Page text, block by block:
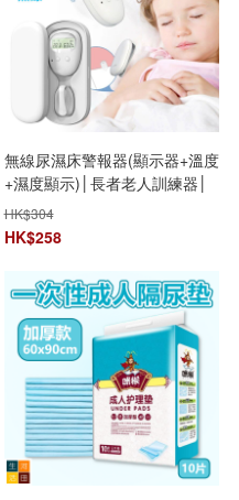
無線尿濕床警報器(顯示器+溫度
+濕度顯示)│長者老人訓練器│
嬰兒兒童尿床提醒器│TXQ-01
顯示器│無線遺尿警報器│夜尿
訓練器
HK$304
HK$258